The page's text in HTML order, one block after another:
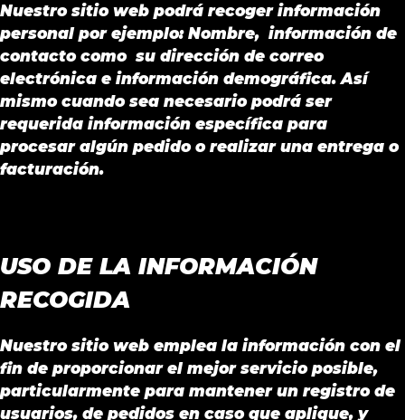
Nuestro sitio web podrá recoger información
personal por ejemplo: Nombre, información de
contacto como su dirección de correo
electrónica e información demográfica. Así
mismo cuando sea necesario podrá ser
requerida información específica para
procesar algún pedido o realizar una entrega o
facturación.
USO DE LA INFORMACIÓN
RECOGIDA
Nuestro sitio web emplea la información con el
fin de proporcionar el mejor servicio posible,
particularmente para mantener un registro de
usuarios, de pedidos en caso que aplique, y